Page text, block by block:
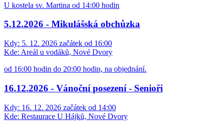
U kostela sv. Martina od 14:00 hodin
5.12.2026 - Mikulášská obchůzka
Kdy: 5. 12. 2026 začátek od 16:00
Kde: Areál u vodáků, Nové Dvory
od 16:00 hodin do 20:00 hodin, na objednání.
16.12.2026 - Vánoční posezení - Senioři
Kdy: 16. 12. 2026 začátek od 14:00
Kde: Restaurace U Hájků, Nové Dvory